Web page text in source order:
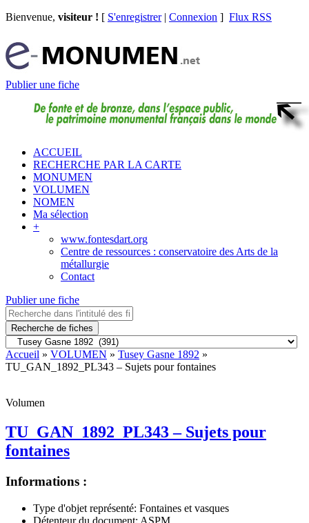
Bienvenue, visiteur ! [ S'enregistrer| Connexion ] Flux RSS
Publier une fiche
ACCUEIL
RECHERCHE PAR LA CARTE
MONUMEN
VOLUMEN
NOMEN
Ma sélection
+
www.fontesdart.org
Centre de ressources : conservatoire des Arts de la
métallurgie
Contact
Publier une fiche
Recherche de fiches
Accueil » VOLUMEN » Tusey Gasne 1892 »
TU_GAN_1892_PL343 – Sujets pour fontaines
Volumen
TU_GAN_1892_PL343 – Sujets pour
fontaines
Informations :
Type d'objet représenté: Fontaines et vasques
Détenteur du document: ASPM